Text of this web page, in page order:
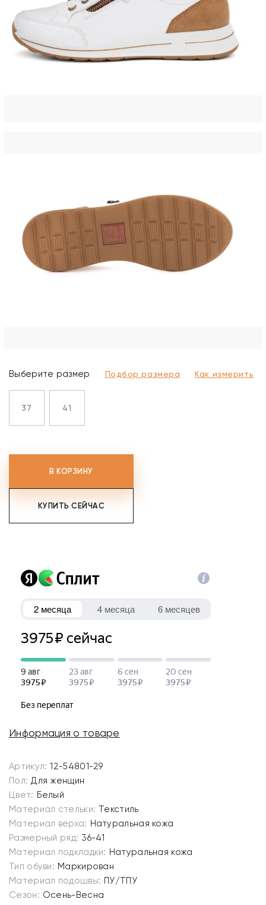
Выберите размер Подбор размера Как измерить
37 41
В КОРЗИНУ
КУПИТЬ СЕЙЧАС
Информация о товаре
Артикул: 12-54801-29
Пол: Для женщин
Цвет: Белый
Материал стельки: Текстиль
Материал верха: Натуральная кожа
Размерный ряд: 36-41
Материал подкладки: Натуральная кожа
Тип обуви: Маркирован
Материал подошвы: ПУ/ТПУ
Сезон: Осень-Весна